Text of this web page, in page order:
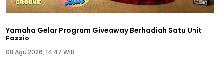
Yamaha Gelar Program Giveaway Berhadiah Satu Unit
Fazzio
08 Agu 2026, 14:47 WIB